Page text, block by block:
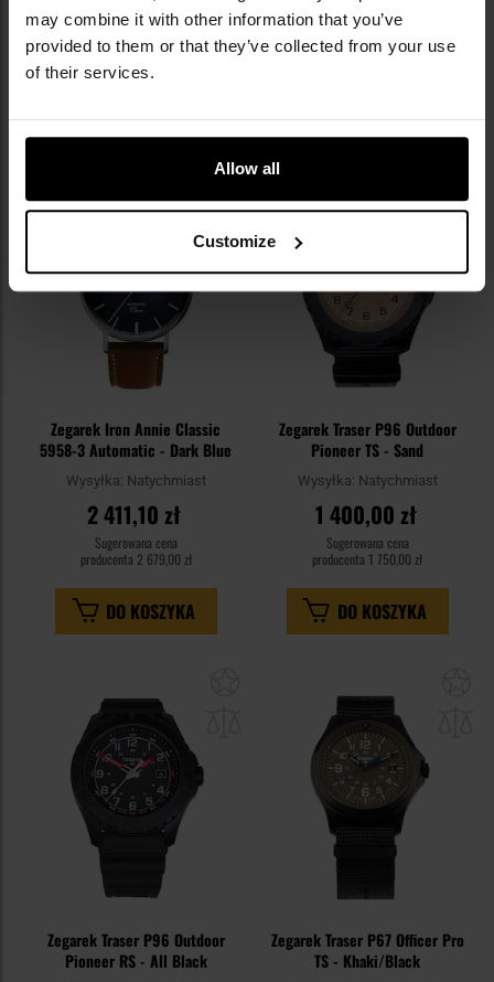
may combine it with other information that you’ve
provided to them or that they’ve collected from your use
of their services.
Allow all
Customize
Sugerowana cena
producenta2 022,00 zł
Sugerowana cena
producenta2 577,00 zł
Dodaj
do
schowka
Zegarek Iron Annie Classic
5958-3 Automatic - Dark Blue
Wysyłka: Natychmiast
2 411,10 zł
Sugerowana cena
producenta 2 679,00 zł
DO KOSZYKA
Zegarek Traser P96 Outdoor
Pioneer TS - Sand
Wysyłka: Natychmiast
1 400,00 zł
Sugerowana cena
producenta 1 750,00 zł
DO KOSZYKA
Zegarek Traser P96 Outdoor
Pioneer RS - All Black
Zegarek Traser P67 Officer Pro
TS - Khaki/Black